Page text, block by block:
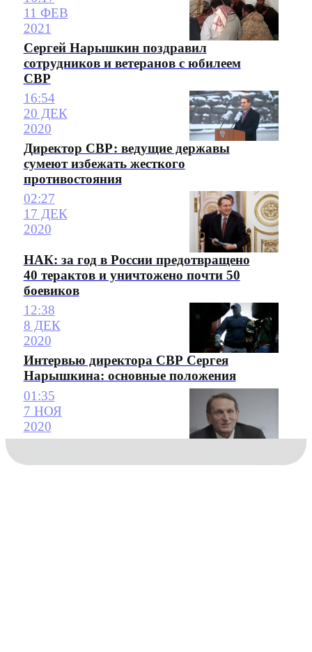
11 ФЕВ
2021
Сергей Нарышкин поздравил
сотрудников и ветеранов с юбилеем
СВР
16:54
20 ДЕК
2020
Директор СВР: ведущие державы
сумеют избежать жесткого
противостояния
02:27
17 ДЕК
2020
НАК: за год в России предотвращено
40 терактов и уничтожено почти 50
боевиков
12:38
8 ДЕК
2020
Интервью директора СВР Сергея
Нарышкина: основные положения
01:35
7 НОЯ
2020